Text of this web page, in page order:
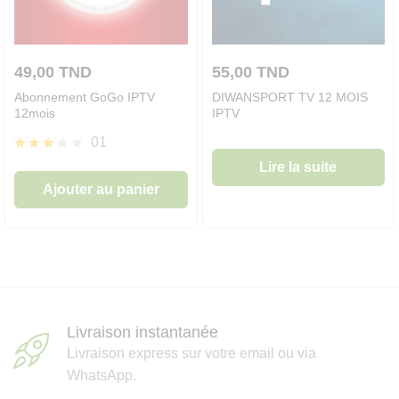
produit
49,00 TND
Abonnement GoGo IPTV
12mois
3.00
sur 5
01
Ajouter au panier
55,00 TND
DIWANSPORT TV 12 MOIS
IPTV
Lire la suite
Livraison instantanée
Livraison express sur votre email ou via
WhatsApp.